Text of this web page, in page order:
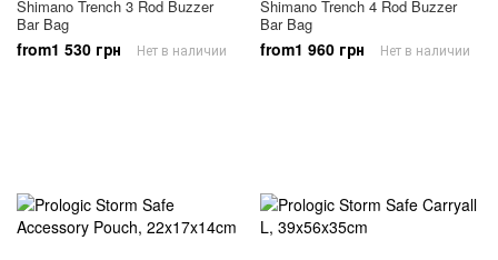
Shimano Trench 3 Rod Buzzer
Bar Bag
from1 530 грн Нет в наличии
Shimano Trench 4 Rod Buzzer
Bar Bag
from1 960 грн Нет в наличии